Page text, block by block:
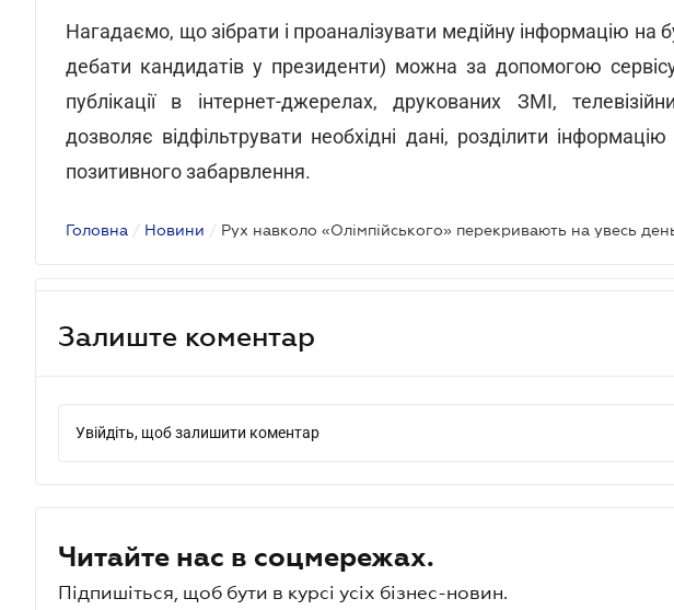
Нагадаємо, що зібрати і проаналізувати медійну інформацію на
дебати кандидатів у президенти) можна за допомогою
публікації в інтернет-джерелах, друкованих ЗМІ,
дозволяє відфільтрувати необхідні дані, розділити
позитивного забарвлення.
Головна / Новини /
Залиште коментар
Увійдіть, щоб залишити коментар
Читайте нас в соцмережах.
Підпишіться, щоб бути в курсі усіх бізнес-новин.